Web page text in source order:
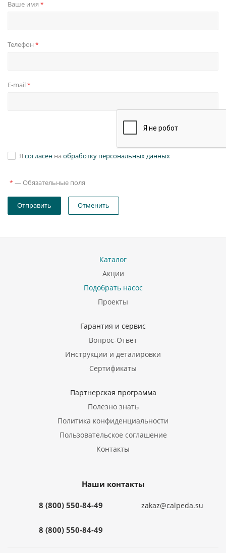
Ваше имя *
Телефон *
E-mail *
Я согласен на обработку персональных данных
* — Обязательные поля
Отправить Отменить
Каталог
Акции
Подобрать насос
Проекты
Гарантия и сервис
Вопрос-Ответ
Инструкции и деталировки
Сертификаты
Партнерская программа
Полезно знать
Политика конфиденциальности
Пользовательское соглашение
Контакты
Наши контакты
8 (800) 550-84-49
8 (800) 550-84-49
zakaz@calpeda.su